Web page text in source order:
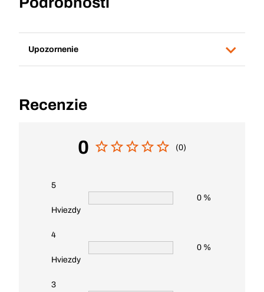
Upozornenie
Recenzie
0 (0)
5
Hviezdy
0 %
4
Hviezdy
0 %
3